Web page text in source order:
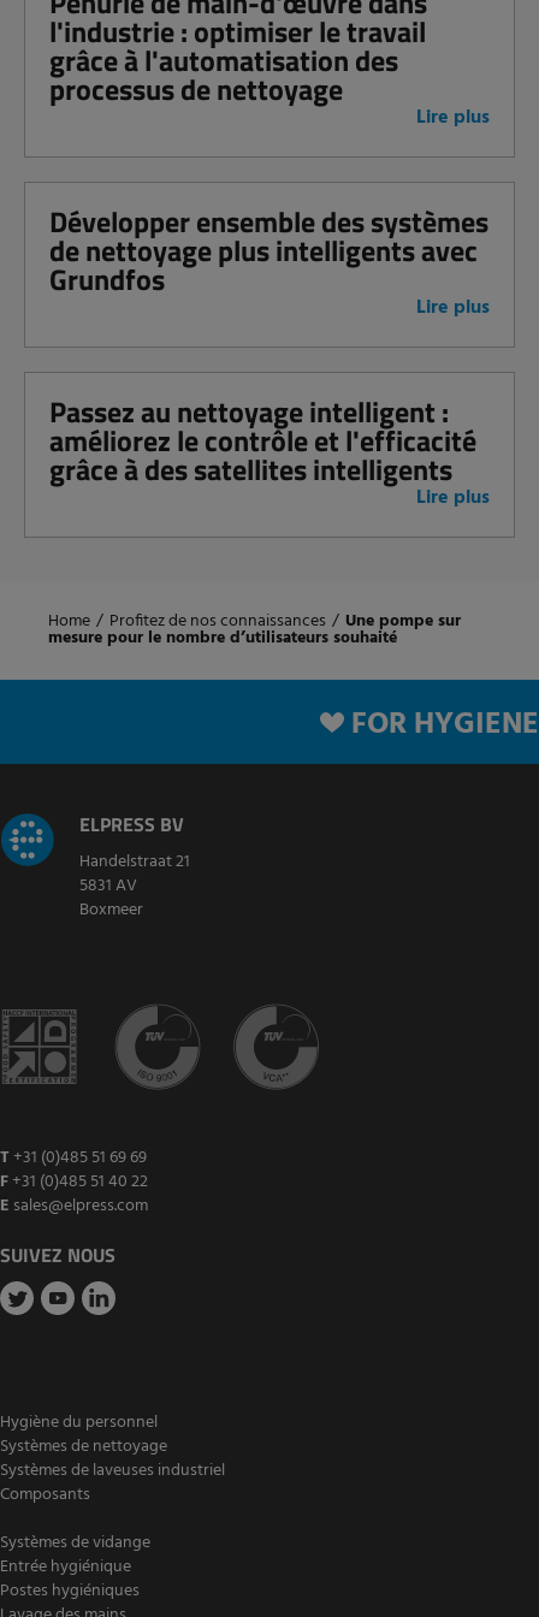
l'industrie : optimiser le travail
grâce à l'automatisation des
processus de nettoyage
Lire plus
Développer ensemble des systèmes
de nettoyage plus intelligents avec
Grundfos
Lire plus
Passez au nettoyage intelligent :
améliorez le contrôle et l'efficacité
grâce à des satellites intelligents
Lire plus
Home / Profitez de nos connaissances / Une pompe sur
mesure pour le nombre d’utilisateurs souhaité
FOR HYGIENE
ELPRESS BV
Handelstraat 21
5831 AV
Boxmeer
T +31 (0)485 51 69 69
F+31 (0)485 51 40 22
E sales@elpress.com
SUIVEZ NOUS
Hygiène du personnel
Systèmes de nettoyage
Systèmes de laveuses industriel
Composants
Systèmes de vidange
Entrée hygiénique
Postes hygiéniques